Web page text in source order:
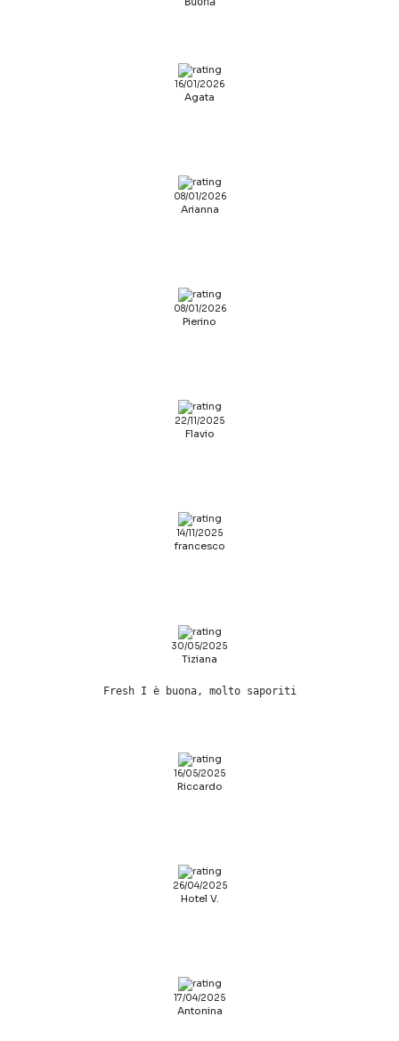
16/01/2026
Agata
08/01/2026
Arianna
08/01/2026
Pierino
22/11/2025
Flavio
14/11/2025
francesco
30/05/2025
Tiziana
Fresh I è buona, molto saporiti
16/05/2025
Riccardo
26/04/2025
Hotel V.
17/04/2025
Antonina